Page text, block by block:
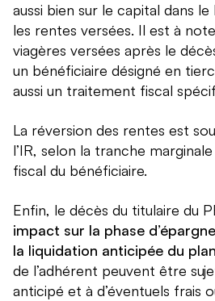
aussi bien sur le capital dans le
les rentes versées. Il est à
viagères versées après le
un bénéficiaire désigné en
aussi un traitement fiscal
La réversion des rentes est
l’IR, selon la tranche
fiscal du bénéficiaire.
Enfin, le décès du titulaire du
impact sur la phase
la liquidation anticipée du plan
de l’adhérent peuvent être
anticipé et à d’éventuels frais